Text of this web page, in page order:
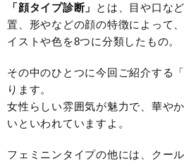
「顔タイプ診断」
とは、目や口な
置、形やなどの顔の特徴によって
イストや色を8つに分類したもの。
その中のひとつに今回ご紹介する
ります。
女性らしい雰囲気が魅力で、華や
いといわれていますよ。
フェミニンタイプの他には、クー